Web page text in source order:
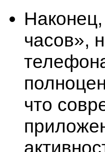
часов»,
что